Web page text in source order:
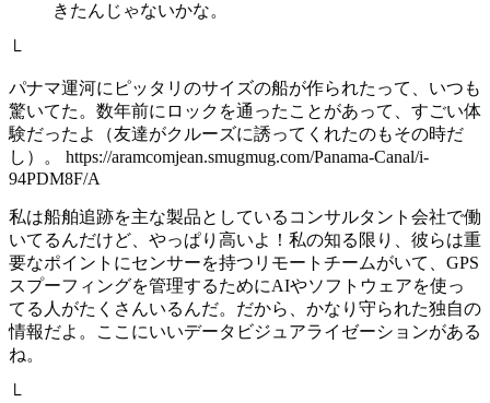
きたんじゃないかな。
└
パナマ運河にピッタリのサイズの船が作られたって、いつも
驚いてた。数年前にロックを通ったことがあって、すごい体
験だったよ（友達がクルーズに誘ってくれたのもその時だ
し）。 https://aramcomjean.smugmug.com/Panama-Canal/i-
94PDM8F/A
私は船舶追跡を主な製品としているコンサルタント会社で働
いてるんだけど、やっぱり高いよ！私の知る限り、彼らは重
要なポイントにセンサーを持つリモートチームがいて、GPS
スプーフィングを管理するためにAIやソフトウェアを使っ
てる人がたくさんいるんだ。だから、かなり守られた独自の
情報だよ。ここにいいデータビジュアライゼーションがある
ね。
└